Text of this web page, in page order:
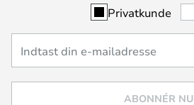
Privatkunde
ABONNÉR NU